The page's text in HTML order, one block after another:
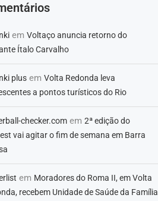
em Voltaço anuncia retorno do
Ítalo Carvalho
plusem Volta Redonda leva
a pontos turísticos do Rio
checker.comem 2ª edição do
vai agitar o fim de semana em Barra
em Moradores do Roma II, em Volta
recebem Unidade de Saúde da Família